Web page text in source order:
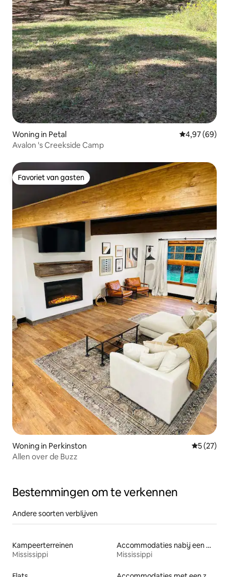
Woning in Petal Gemiddelde
4,97 (69)
Avalon 's Creekside Camp
Favoriet van gasten
Favoriet van gasten
Woning in Perkinston
5 (27)
Allen over de Buzz
Bestemmingen om te verkennen
Andere soorten verblijven
Kampeerterreinen
Mississippi
Accommodaties nabij een meer
Mississippi